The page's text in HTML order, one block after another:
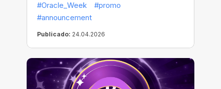
#Oracle_Week
#promo
#announcement
Publicado: 24.04.2026